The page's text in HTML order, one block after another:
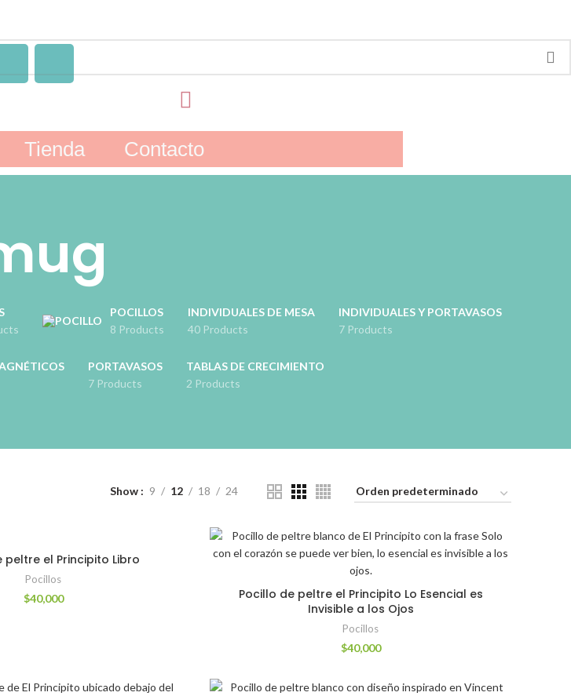
Tienda Contacto
POCILLOS
8 Products
INDIVIDUALES DE MESA
40 Products
INDIVIDUALES Y PORTAVASOS
7 Products
PORTAVASOS
7 Products
TABLAS DE CRECIMIENTO
2 Products
Show 9 12 18 24
peltre el Principito Libro
Pocillos
$40,000
Pocillo de peltre el Principito Lo Esencial es
Invisible a los Ojos
Pocillos
$40,000